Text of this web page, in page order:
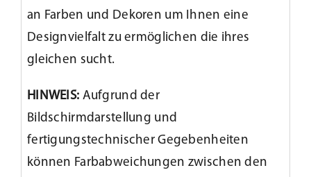
an Farben und Dekoren um Ihnen eine
Designvielfalt zu ermöglichen die ihres
gleichen sucht.
HINWEIS: Aufgrund der
Bildschirmdarstellung und
fertigungstechnischer Gegebenheiten
können Farbabweichungen zwischen den